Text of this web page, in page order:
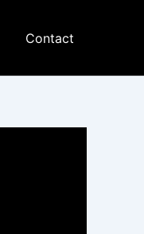
Contact